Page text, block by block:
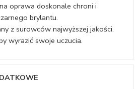
oprawa doskonale chroni i
brylantu.
z surowców najwyższej jakości.
wyrazić swoje uczucia.